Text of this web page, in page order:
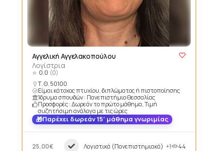
Αγγελική Αγγελακοπούλου
Λογίστρια
0.0 (0)
Τ. Θ. 50100
Είμαι κάτοχος πτυχίου, διπλώματος ή πιστοποίησης
Ίδρυμα σπουδών : Πανεπιστήμιο Θεσσαλίας
Προσφορές : Δωρεάν το πρώτο μάθημα, Τιμή
συζητήσιμη ανάλογα με τις ώρες
Παρέχει δωρεάν 15’ μάθημα γνωριμίας
25,00€ Λογιστικά (Πανεπιστημιακά) +1 44